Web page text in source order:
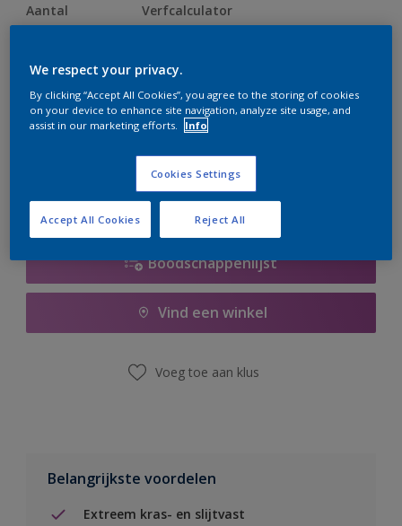
Aantal Verfcalculator
Op dit moment is het niet mogelijk dit product online
te bestellen. Houd de website in de gaten, we werken
Boodschappenlijst
Vind een winkel
Voeg toe aan klus
Belangrijkste voordelen
Extreem kras- en slijtvast
We respect your privacy.
By clicking “Accept All Cookies”, you agree to the storing of cookies
on your device to enhance site navigation, analyze site usage, and
assist in our marketing efforts.
Info
Cookies Settings
Reject All
Accept All Cookies